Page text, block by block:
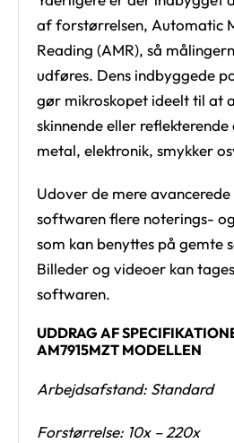
af forstørrelsen, Automatic
Reading (AMR), så
udføres. Dens indbyggede
gør mikroskopet ideelt til at
skinnende eller
metal, elektronik, smykker
Udover de mere
softwaren flere noterings-
som kan benyttes på gemte
Billeder og videoer kan
softwaren.
UDDRAG AF
AM7915MZT MODELLEN
Arbejdsafstand: Standard
Forstørrelse: 10x – 220x